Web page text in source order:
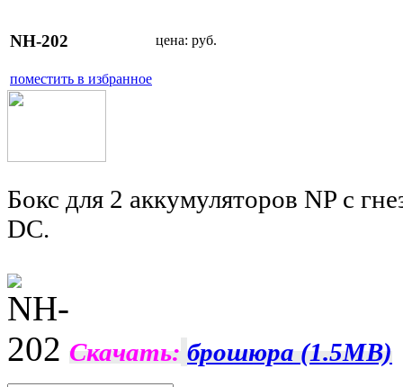
NH-202 цена: руб.
поместить в избранное
Бокс для 2 аккумуляторов NP с
DC.
Скачать: брошюра (1.5MB)